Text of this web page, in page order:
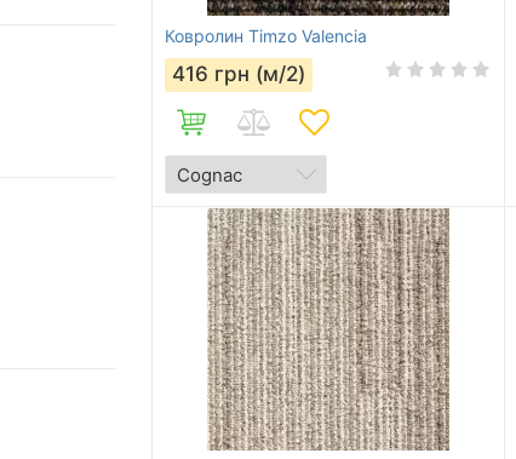
Ковролин Timzo Valencia
416 грн (м/2)